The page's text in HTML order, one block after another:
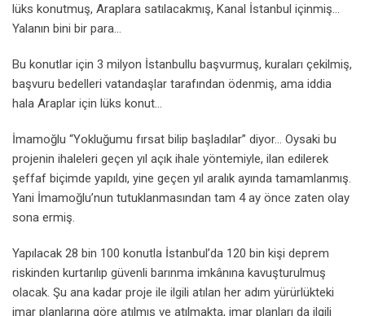
lüks konutmuş, Araplara satılacakmış, Kanal İstanbul içinmiş…
Yalanın bini bir para…
Bu konutlar için 3 milyon İstanbullu başvurmuş, kuraları çekilmiş,
başvuru bedelleri vatandaşlar tarafından ödenmiş, ama iddia
hala Araplar için lüks konut…
İmamoğlu “Yokluğumu fırsat bilip başladılar” diyor… Oysaki bu
projenin ihaleleri geçen yıl açık ihale yöntemiyle, ilan edilerek
şeffaf biçimde yapıldı, yine geçen yıl aralık ayında tamamlanmış.
Yani İmamoğlu’nun tutuklanmasından tam 4 ay önce zaten olay
sona ermiş.
Yapılacak 28 bin 100 konutla İstanbul’da 120 bin kişi deprem
riskinden kurtarılıp güvenli barınma imkânına kavuşturulmuş
olacak. Şu ana kadar proje ile ilgili atılan her adım yürürlükteki
imar planlarına göre atılmış ve atılmakta, imar planları da ilgili